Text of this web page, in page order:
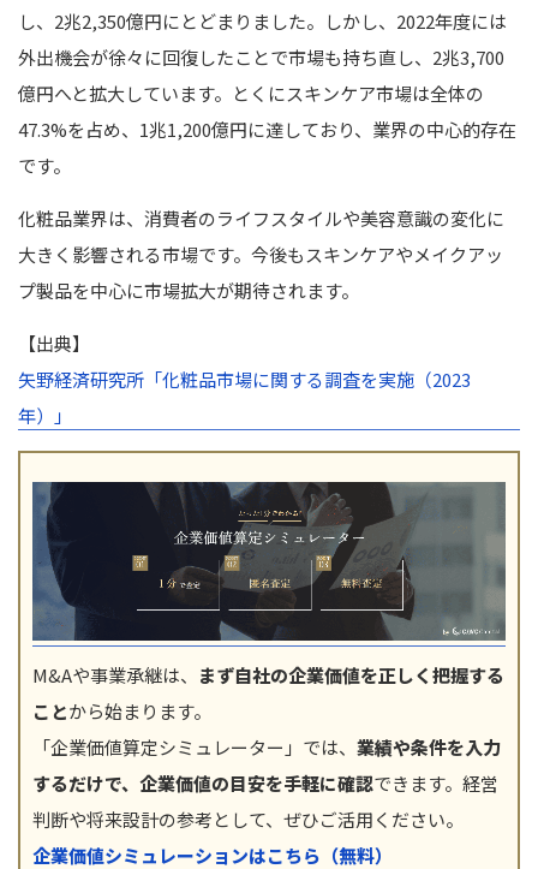
し、2兆2,350億円にとどまりました。しかし、2022年度には
外出機会が徐々に回復したことで市場も持ち直し、2兆3,700
億円へと拡大しています。とくにスキンケア市場は全体の
47.3%を占め、1兆1,200億円に達しており、業界の中心的存在
です。
化粧品業界は、消費者のライフスタイルや美容意識の変化に
大きく影響される市場です。今後もスキンケアやメイクアッ
プ製品を中心に市場拡大が期待されます。
【出典】
矢野経済研究所「化粧品市場に関する調査を実施（2023
年）」
M&Aや事業承継は、 まず自社の企業価値を正しく把握する
ことから始まります。
「企業価値算定シミュレーター」では、 業績や条件を入力
するだけで、企業価値の目安を手軽に確認できます。経営
判断や将来設計の参考として、ぜひご活用ください。
企業価値シミュレーションはこちら（無料）